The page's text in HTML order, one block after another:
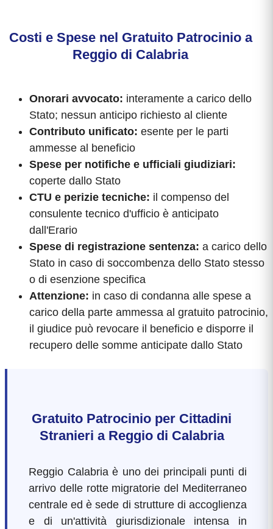
Costi e Spese nel Gratuito Patrocinio a
Reggio di Calabria
Onorari avvocato: interamente a carico dello
Stato; nessun anticipo richiesto al cliente
Contributo unificato: esente per le parti
ammesse al beneficio
Spese per notifiche e ufficiali giudiziari:
coperte dallo Stato
CTU e perizie tecniche: il compenso del
consulente tecnico d'ufficio è anticipato
dall'Erario
Spese di registrazione sentenza: a carico dello
Stato in caso di soccombenza dello Stato stesso
o di esenzione specifica
Attenzione: in caso di condanna alle spese a
carico della parte ammessa al gratuito patrocinio,
il giudice può revocare il beneficio e disporre il
recupero delle somme anticipate dallo Stato
Gratuito Patrocinio per Cittadini
Stranieri a Reggio di Calabria
Reggio Calabria è uno dei principali punti di
arrivo delle rotte migratorie del Mediterraneo
centrale ed è sede di strutture di accoglienza
e di un'attività giurisdizionale intensa in